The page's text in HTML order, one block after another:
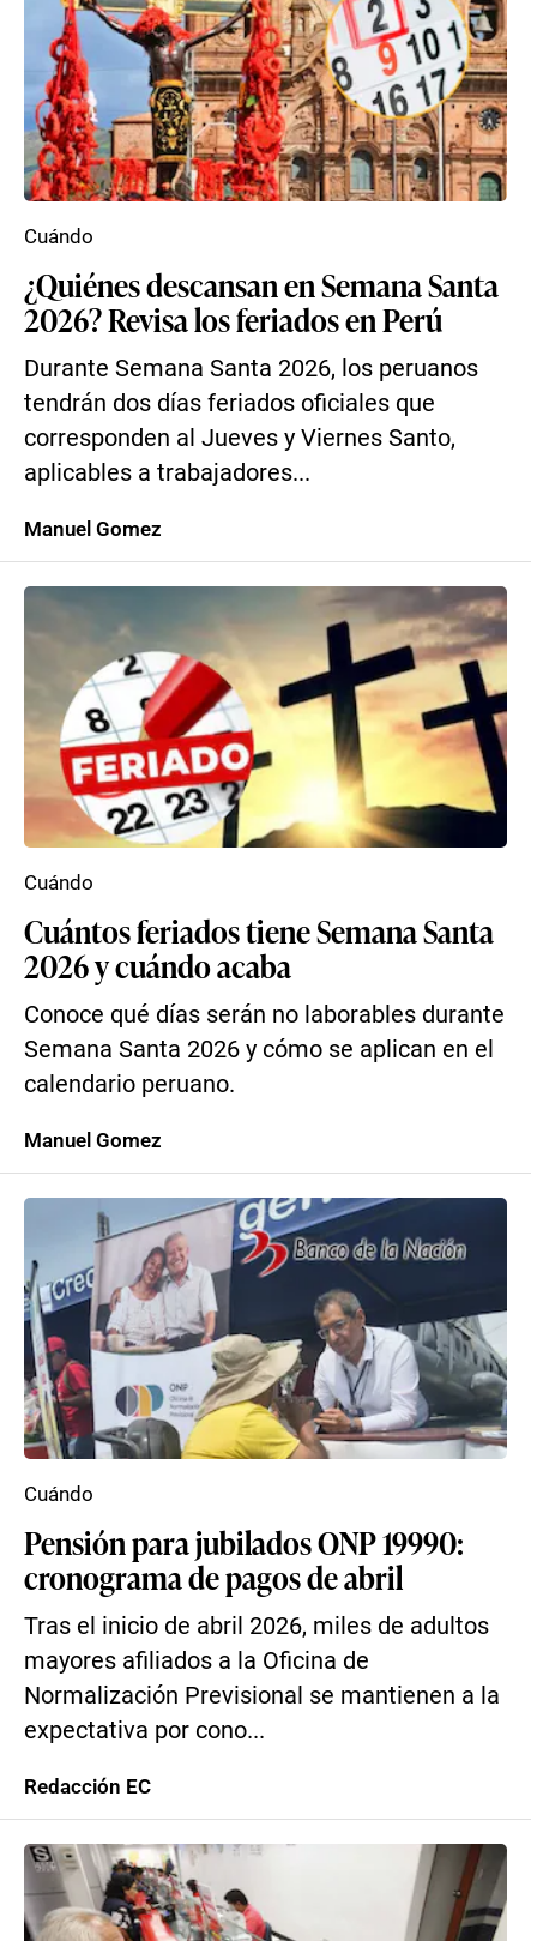
¿Quiénes descansan en Semana Santa
2026? Revisa los feriados en Perú
Durante Semana Santa 2026, los peruanos
tendrán dos días feriados oficiales que
corresponden al Jueves y Viernes Santo,
aplicables a trabajadores...
Cuándo
Manuel Gomez
Cuántos feriados tiene Semana Santa
2026 y cuándo acaba
Conoce qué días serán no laborables durante
Semana Santa 2026 y cómo se aplican en el
calendario peruano.
Cuándo
Manuel Gomez
Pensión para jubilados ONP 19990:
cronograma de pagos de abril
Tras el inicio de abril 2026, miles de adultos
mayores afiliados a la Oficina de
Normalización Previsional se mantienen a la
expectativa por cono...
Cuándo
Redacción EC